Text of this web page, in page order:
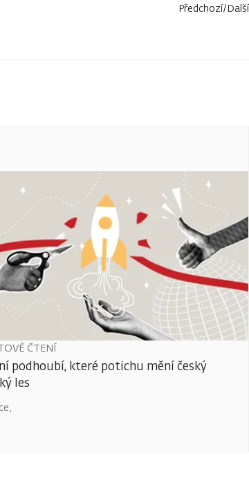
Předchozí/Další
ČTENÍ
podhoubí, které potichu mění český
les
,